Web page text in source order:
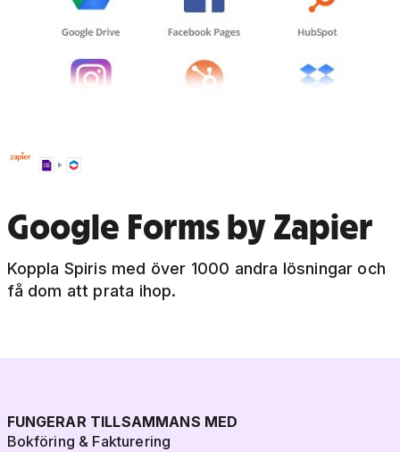
Google Forms by Zapier
Koppla Spiris med över 1000 andra lösningar och
få dom att prata ihop.
FUNGERAR TILLSAMMANS MED
Bokföring & Fakturering